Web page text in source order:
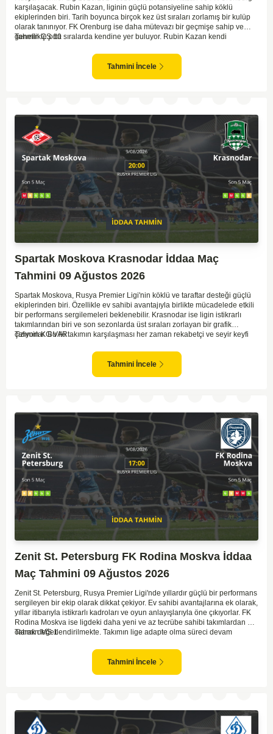
karşılaşacak. Rubin Kazan, liginin güçlü potansiyeline sahip köklü
ekiplerinden biri. Tarih boyunca birçok kez üst sıraları zorlamış bir kulüp
olarak tanınıyor. FK Orenburg ise daha mütevazı bir geçmişe sahip ve
genellikle orta sıralarda kendine yer buluyor. Rubin Kazan kendi
gösteriyor. Toparlayacak olursak bu maçta ev sahibi ekibin bir adım önde
Tahmin ÇŞ 10
Tahmini İncele
Spartak Moskova Krasnodar İddaa Maç
Tahmini 09 Ağustos 2026
Spartak Moskova, Rusya Premier Ligi'nin köklü ve taraftar desteği güçlü
ekiplerinden biri. Özellikle ev sahibi avantajıyla birlikte mücadelede etkili
bir performans sergilemeleri beklenebilir. Krasnodar ise ligin istikrarlı
takımlarından biri ve son sezonlarda üst sıraları zorlayan bir grafik
çiziyorlar. Bu iki takımın karşılaşması her zaman rekabetçi ve seyir keyfi
çevirebilecek unsurlar barındırıyor. İki takımın geçmiş karşılaşmalarında
gol bulmakta zorlanmadıkları düşünülürse, bu maçta da her iki ekip gol
Tahmin KG VAR
Tahmini İncele
Zenit St. Petersburg FK Rodina Moskva İddaa
Maç Tahmini 09 Ağustos 2026
Zenit St. Petersburg, Rusya Premier Ligi'nde yıllardır güçlü bir performans
sergileyen bir ekip olarak dikkat çekiyor. Ev sahibi avantajlarına ek olarak,
yıllar itibarıyla istikrarlı kadroları ve oyun anlayışlarıyla öne çıkıyorlar. FK
Rodina Moskva ise ligdeki daha yeni ve az tecrübe sahibi takımlardan biri
olarak değerlendirilmekte. Takımın lige adapte olma süreci devam
Zenit'in ev sahibi avantajı ve daha tecrübeli kadrosu göz önüne
alındığında, maçın genel seyri Zenit'in kontrolünde geçebilir. Bu faktörlerle
birlikte, Zenit'in net bir galibiyete ulaşması olası görünüyor.
Tahmin MS 1
Tahmini İncele